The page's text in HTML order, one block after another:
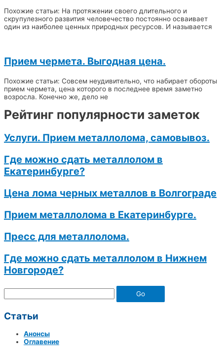
Похожие статьи: На протяжении своего длительного и
скрупулезного развития человечество постоянно осваивает
один из наиболее ценных природных ресурсов. И называется
Прием чермета. Выгодная цена.
Похожие статьи: Совсем неудивительно, что набирает обороты
прием чермета, цена которого в последнее время заметно
возросла. Конечно же, дело не
Рейтинг популярности заметок
Услуги. Прием металлолома, самовывоз.
Где можно сдать металлолом в
Екатеринбурге?
Цена лома черных металлов в Волгограде
Прием металлолома в Екатеринбурге.
Пресс для металлолома.
Где можно сдать металлолом в Нижнем
Новгороде?
Go
Статьи
Анонсы
Оглавение